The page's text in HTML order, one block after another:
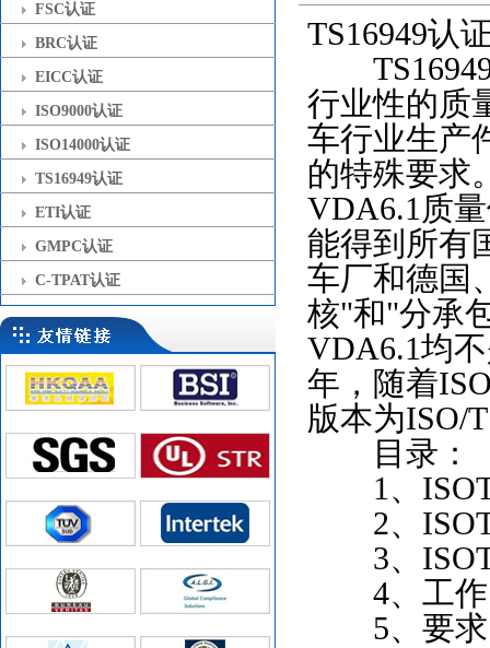
FSC认证
BRC认证
EICC认证
ISO9000认证
ISO14000认证
TS16949认证
ETI认证
GMPC认证
C-TPAT认证
TS16949认
行业性的质
车行业生产
的特殊要求
VDA6.1质
能得到所有
车厂和德国
核"和"分承
VDA6.1均
年，随着
版本为ISO/
目录：
1、
2、
3、
4、工作
5、要求